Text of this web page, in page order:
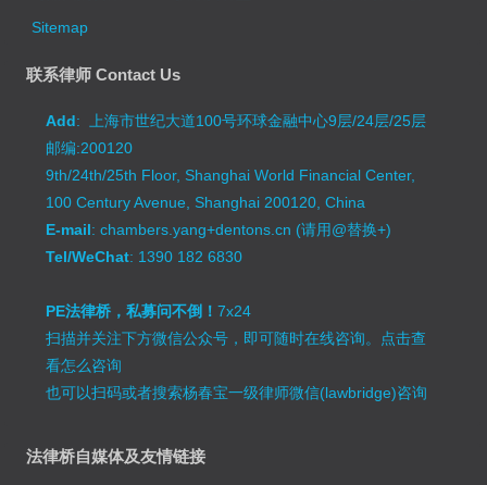
Sitemap
联系律师 Contact Us
Add: 上海市世纪大道100号环球金融中心9层/24层/25层
邮编:200120
9th/24th/25th Floor, Shanghai World Financial Center,
100 Century Avenue, Shanghai 200120, China
E-mail: chambers.yang+dentons.cn (请用@替换+)
Tel/WeChat: 1390 182 6830
PE法律桥，私募问不倒！7x24
扫描并关注下方微信公众号，即可随时在线咨询。 点击查
看怎么咨询
也可以扫码或者搜索杨春宝一级律师微信(lawbridge)咨询
法律桥自媒体及友情链接